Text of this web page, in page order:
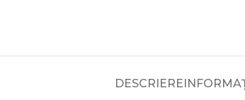
DESCRIERE